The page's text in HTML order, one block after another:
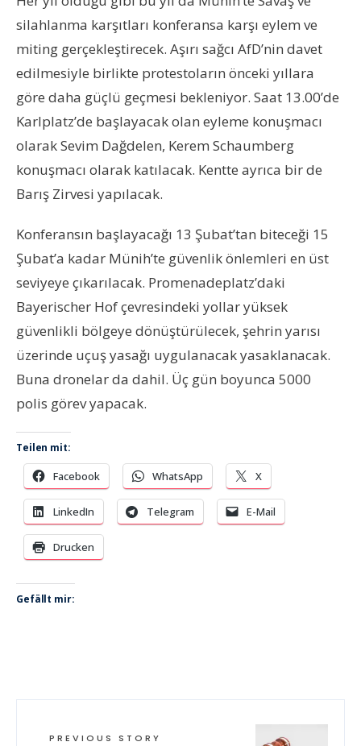
silahlanma karşıtları konferansa karşı eylem ve
miting gerçekleştirecek. Aşırı sağcı AfD’nin davet
edilmesiyle birlikte protestoların önceki yıllara
göre daha güçlü geçmesi bekleniyor. Saat 13.00’de
Karlplatz’de başlayacak olan eyleme konuşmacı
olarak Sevim Dağdelen, Kerem Schaumberg
konuşmacı olarak katılacak. Kentte ayrıca bir de
Barış Zirvesi yapılacak.
Konferansın başlayacağı 13 Şubat’tan biteceği 15
Şubat’a kadar Münih’te güvenlik önlemleri en üst
seviyeye çıkarılacak. Promenadeplatz’daki
Bayerischer Hof çevresindeki yollar yüksek
güvenlikli bölgeye dönüştürülecek, şehrin yarısı
üzerinde uçuş yasağı uygulanacak yasaklanacak.
Buna dronelar da dahil. Üç gün boyunca 5000
polis görev yapacak.
Teilen mit:
Facebook WhatsApp X
LinkedIn Telegram E-Mail
Drucken
Gefällt mir:
PREVIOUS STORY